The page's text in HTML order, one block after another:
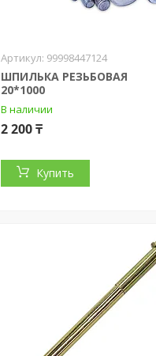
99998447124
ШПИЛЬКА РЕЗЬБОВАЯ
20*1000
В наличии
2 200 ₸
Купить